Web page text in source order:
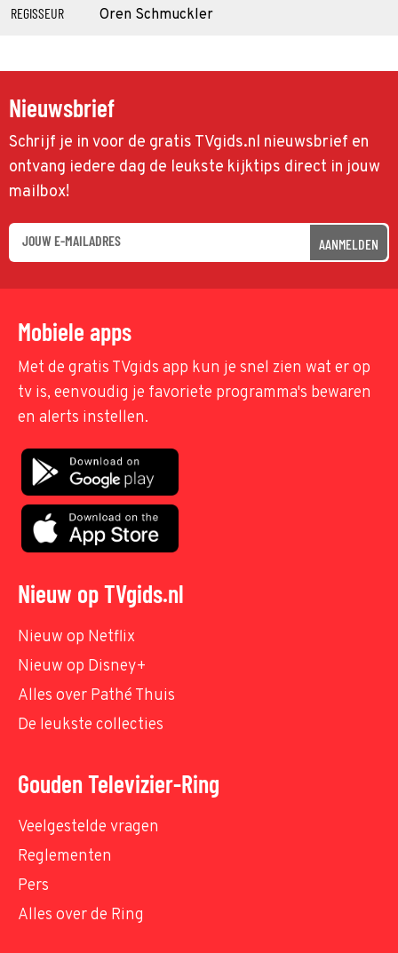
REGISSEUR Oren Schmuckler
Nieuwsbrief
Schrijf je in voor de gratis TVgids.nl nieuwsbrief en
ontvang iedere dag de leukste kijktips direct in jouw
mailbox!
AANMELDEN
Mobiele apps
Met de gratis TVgids app kun je snel zien wat er op
tv is, eenvoudig je favoriete programma's bewaren
en alerts instellen.
Nieuw op TVgids.nl
Nieuw op Netflix
Nieuw op Disney+
Alles over Pathé Thuis
De leukste collecties
Gouden Televizier-Ring
Veelgestelde vragen
Reglementen
Pers
Alles over de Ring